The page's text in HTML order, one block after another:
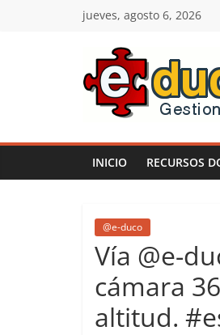
jueves, agosto 6, 2026
E-
duco:
Gestión
del
Learn
INICIO RECURSOS
@e-duco
Vía @e-
cámara
altitud.